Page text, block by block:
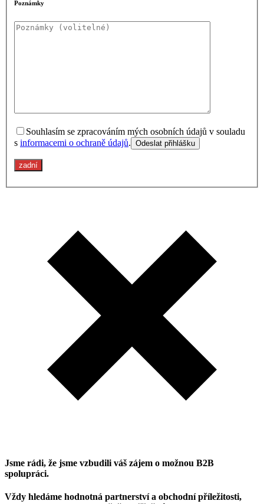
Poznámky
Souhlasím se zpracováním mých osobních údajů v souladu
s informacemi o ochraně údajů.
zadní
Jsme rádi, že jsme vzbudili váš zájem o možnou B2B
spolupráci.
Vždy hledáme hodnotná partnerství a obchodní příležitosti,